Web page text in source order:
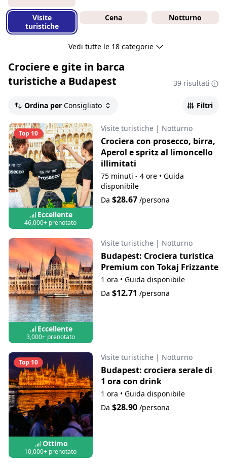
Visite
turistiche
Cena Notturno
Vedi tutte le 18 categorie
Crociere e gite in barca
turistiche a Budapest
39 risultati
Ordina per Consigliato Filtri
Top 10
Eccellente
46,000+ prenotato
Visite turistiche | Notturno
Crociera con prosecco, birra,
Aperol e spritz al limoncello
illimitati
75 minuti - 4 ore • Guida
disponibile
Da $28.67/persona
Eccellente
3,000+ prenotato
Visite turistiche | Notturno
Budapest: Crociera turistica
Premium con Tokaj Frizzante
1 ora • Guida disponibile
Da $12.71 /persona
Top 10
Ottimo
10,000+ prenotato
Visite turistiche | Notturno
Budapest: crociera serale di
1 ora con drink
1 ora • Guida disponibile
Da $28.90/persona